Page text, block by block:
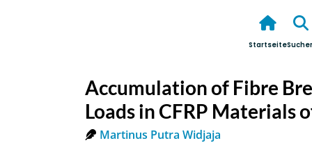
Startseite
Accumulation of Fibre
Loads in CFRP Materials
Martinus Putra Widjaja